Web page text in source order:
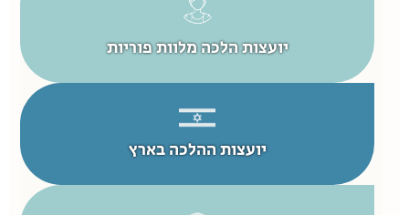
יועצות הלכה מלוות פוריות
יועצות ההלכה בארץ